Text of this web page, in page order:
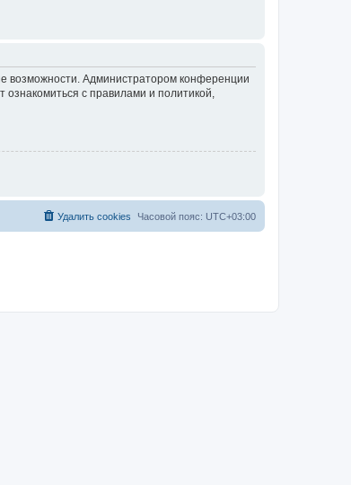
возможности. Администратором конференции
ознакомиться с правилами и политикой,
Часовой пояс: UTC+03:00
Удалить cookies